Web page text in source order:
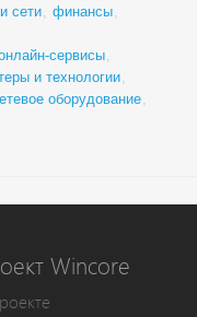
сети, финансы,
сервисы,
и технологии,
оборудование,
Wincore